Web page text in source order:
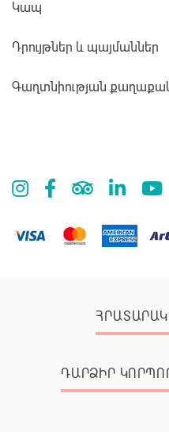
Կապ
Դրույթներ և պայմաններ
Գաղտնիության
ԴԱՐՁԻՐ